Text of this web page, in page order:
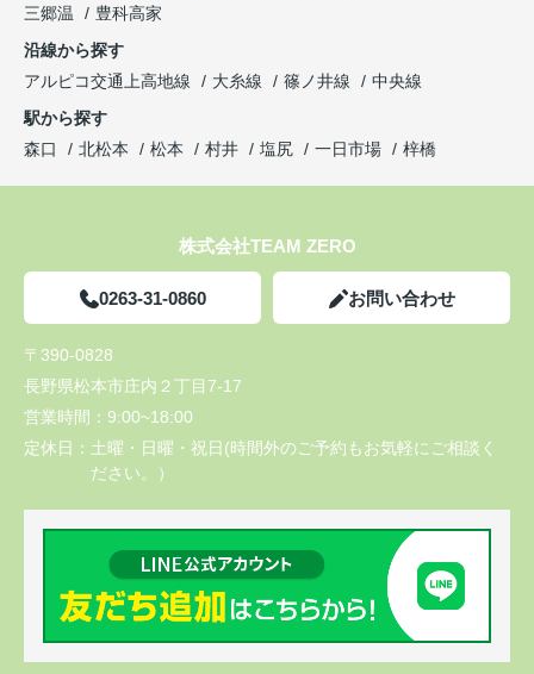
三郷温
豊科高家
沿線から探す
アルピコ交通上高地線
大糸線 篠ノ井線
中央線
駅から探す
森口
北松本 松本 村井 塩尻 一日市場 梓橋
株式会社TEAM ZERO
0263-31-0860 お問い合わせ
〒390-0828
長野県松本市庄内２丁目7-17
営業時間： 9:00~18:00
定休日： 土曜・日曜・祝日(時間外のご予約もお気軽にご相談く
ださい。）